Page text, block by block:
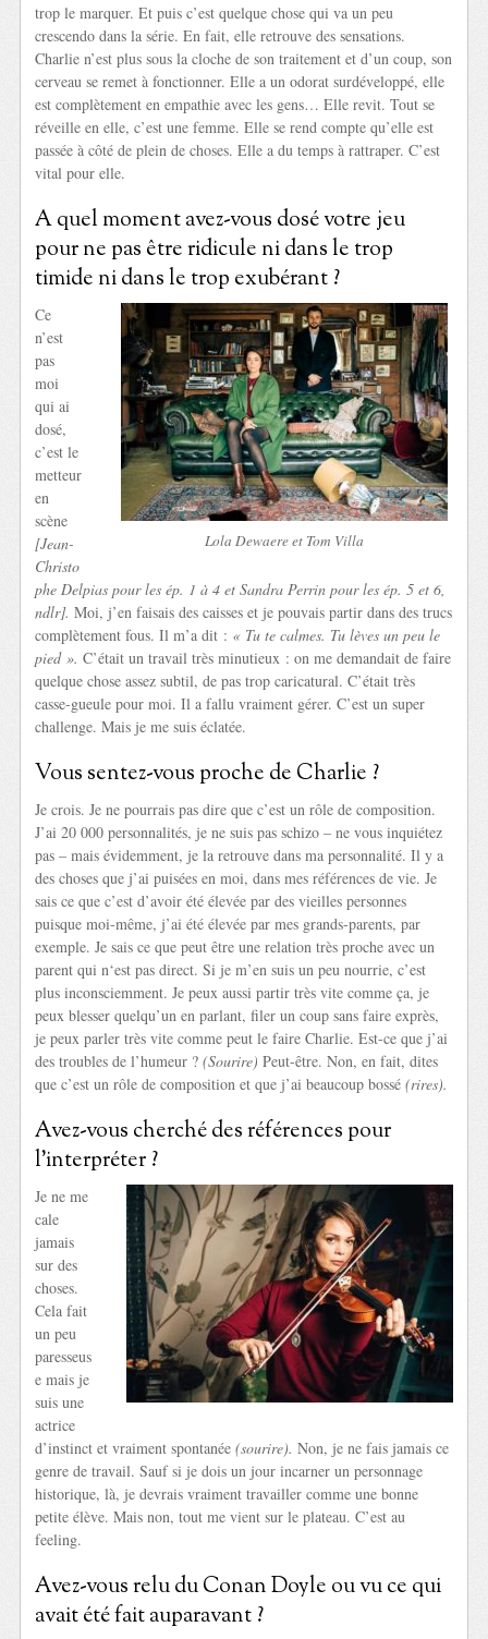
trop le marquer. Et puis c’est quelque chose qui va un peu
crescendo dans la série. En fait, elle retrouve des sensations.
Charlie n’est plus sous la cloche de son traitement et d’un coup, son
cerveau se remet à fonctionner. Elle a un odorat surdéveloppé, elle
est complètement en empathie avec les gens… Elle revit. Tout se
réveille en elle, c’est une femme. Elle se rend compte qu’elle est
passée à côté de plein de choses. Elle a du temps à rattraper. C’est
vital pour elle.
A quel moment avez-vous dosé votre jeu
pour ne pas être ridicule ni dans le trop
timide ni dans le trop exubérant ?
Lola Dewaere et Tom Villa
Ce
n’est
pas
moi
qui ai
dosé,
c’est le
metteur
en
scène
[Jean-
Christo
phe Delpias pour les ép. 1 à 4 et Sandra Perrin pour les ép. 5 et 6,
ndlr]. Moi, j’en faisais des caisses et je pouvais partir dans des trucs
complètement fous. Il m’a dit : « Tu te calmes. Tu lèves un peu le
pied ». C’était un travail très minutieux : on me demandait de faire
quelque chose assez subtil, de pas trop caricatural. C’était très
casse-gueule pour moi. Il a fallu vraiment gérer. C’est un super
challenge. Mais je me suis éclatée.
Vous sentez-vous proche de Charlie ?
Je crois. Je ne pourrais pas dire que c’est un rôle de composition.
J’ai 20 000 personnalités, je ne suis pas schizo – ne vous inquiétez
pas – mais évidemment, je la retrouve dans ma personnalité. Il y a
des choses que j’ai puisées en moi, dans mes références de vie. Je
sais ce que c’est d’avoir été élevée par des vieilles personnes
puisque moi-même, j’ai été élevée par mes grands-parents, par
exemple. Je sais ce que peut être une relation très proche avec un
parent qui n‘est pas direct. Si je m’en suis un peu nourrie, c’est
plus inconsciemment. Je peux aussi partir très vite comme ça, je
peux blesser quelqu’un en parlant, filer un coup sans faire exprès,
je peux parler très vite comme peut le faire Charlie. Est-ce que j’ai
des troubles de l’humeur ?(Sourire) Peut-être. Non, en fait, dites
que c’est un rôle de composition et que j’ai beaucoup bossé(rires).
Avez-vous cherché des références pour
l’interpréter ?
Je ne me
cale
jamais
sur des
choses.
Cela fait
un peu
paresseus
e mais je
suis une
actrice
d’instinct et vraiment spontanée(sourire). Non, je ne fais jamais ce
genre de travail. Sauf si je dois un jour incarner un personnage
historique, là, je devrais vraiment travailler comme une bonne
petite élève. Mais non, tout me vient sur le plateau. C’est au
feeling.
Avez-vous relu du Conan Doyle ou vu ce qui
avait été fait auparavant ?